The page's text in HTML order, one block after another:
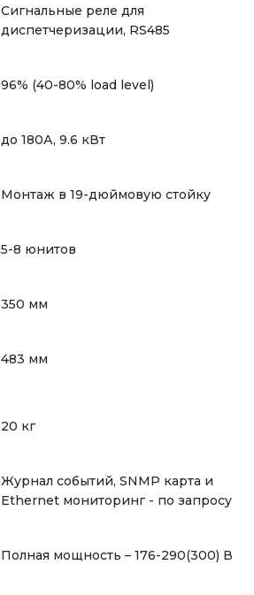
Сигнальные реле для
диспетчеризации, RS485
96% (40-80% load level)
до 180А, 9.6 кВт
Монтаж в 19-дюймовую стойку
5-8 юнитов
350 мм
483 мм
20 кг
Журнал событий, SNMP карта и
Ethernet мониторинг - по запросу
Полная мощность – 176-290(300) В